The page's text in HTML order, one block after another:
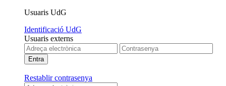
Usuaris UdG
Identificació UdG
Usuaris externs
Restablir contrasenya